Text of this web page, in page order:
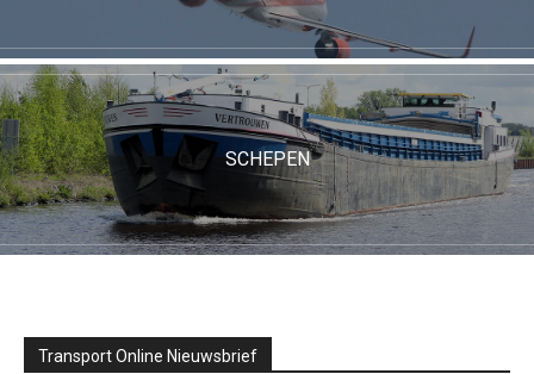
SCHEPEN
Transport Online Nieuwsbrief